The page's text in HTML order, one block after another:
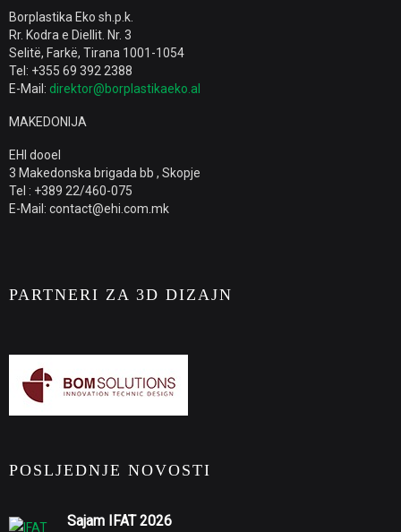
Borplastika Eko sh.p.k.
Rr. Kodra e Diellit. Nr. 3
Selitë, Farkë, Tirana 1001-1054
Tel: +355 69 392 2388
E-Mail: direktor@borplastikaeko.al
MAKEDONIJA
EHI dooel
3 Makedonska brigada bb , Skopje
Tel : +389 22/460-075
E-Mail: contact@ehi.com.mk
PARTNERI ZA 3D DIZAJN
POSLJEDNJE NOVOSTI
Sajam IFAT 2026